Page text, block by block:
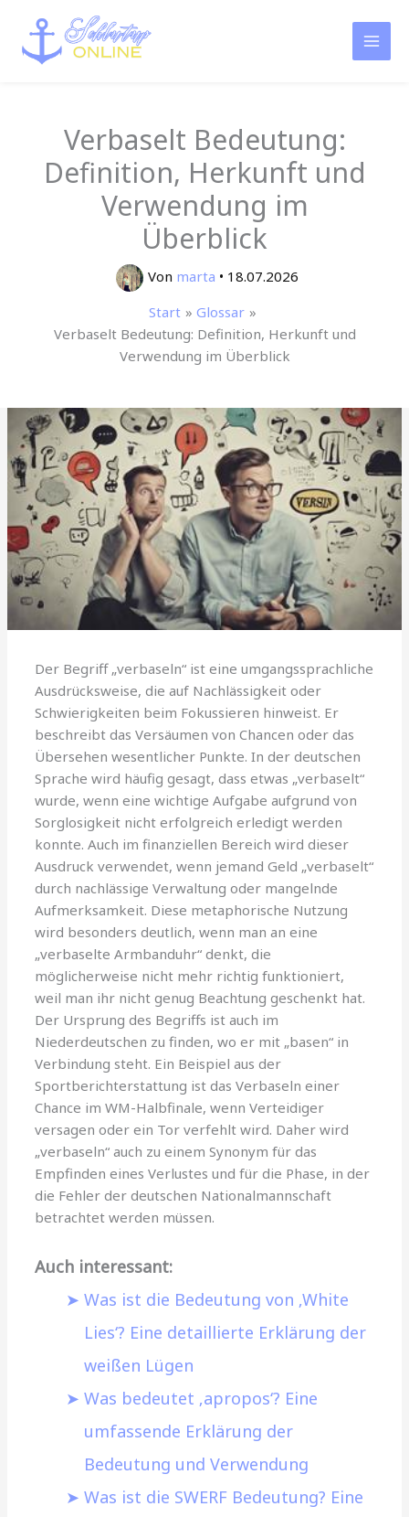
Inhalt
springen
Verbaselt Bedeutung:
Definition, Herkunft und
Verwendung im
Überblick
Von marta • 18.07.2026
Start
Glossar
Verbaselt Bedeutung: Definition, Herkunft und
Verwendung im Überblick
Der Begriff „verbaseln“ ist eine umgangssprachliche
Ausdrücksweise, die auf Nachlässigkeit oder
Schwierigkeiten beim Fokussieren hinweist. Er
beschreibt das Versäumen von Chancen oder das
Übersehen wesentlicher Punkte. In der deutschen
Sprache wird häufig gesagt, dass etwas „verbaselt“
wurde, wenn eine wichtige Aufgabe aufgrund von
Sorglosigkeit nicht erfolgreich erledigt werden
konnte. Auch im finanziellen Bereich wird dieser
Ausdruck verwendet, wenn jemand Geld „verbaselt“
durch nachlässige Verwaltung oder mangelnde
Aufmerksamkeit. Diese metaphorische Nutzung
wird besonders deutlich, wenn man an eine
„verbaselte Armbanduhr“ denkt, die
möglicherweise nicht mehr richtig funktioniert,
weil man ihr nicht genug Beachtung geschenkt hat.
Der Ursprung des Begriffs ist auch im
Niederdeutschen zu finden, wo er mit „basen“ in
Verbindung steht. Ein Beispiel aus der
Sportberichterstattung ist das Verbaseln einer
Chance im WM-Halbfinale, wenn Verteidiger
versagen oder ein Tor verfehlt wird. Daher wird
„verbaseln“ auch zu einem Synonym für das
Empfinden eines Verlustes und für die Phase, in der
die Fehler der deutschen Nationalmannschaft
betrachtet werden müssen.
Auch interessant:
Was ist die Bedeutung von ‚White
Lies‘? Eine detaillierte Erklärung der
weißen Lügen
Was bedeutet ‚apropos‘? Eine
umfassende Erklärung der
Bedeutung und Verwendung
Was ist die SWERF Bedeutung? Eine